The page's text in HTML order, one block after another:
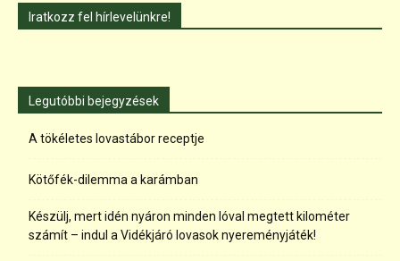
Iratkozz fel hírlevelünkre!
Legutóbbi bejegyzések
A tökéletes lovastábor receptje
Kötőfék-dilemma a karámban
Készülj, mert idén nyáron minden lóval megtett kilométer
számít – indul a Vidékjáró lovasok nyereményjáték!